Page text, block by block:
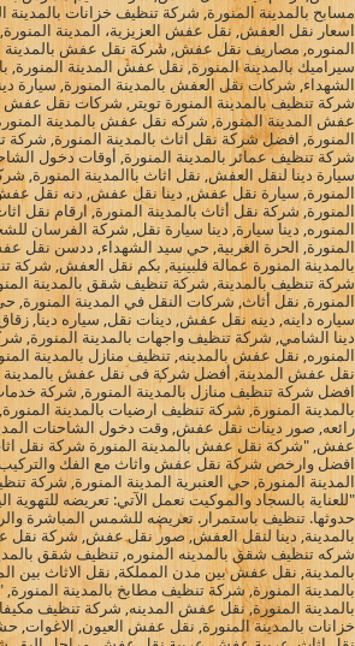
مسابح بالمدينة المنورة, شركة تنظيف خزانات بالمدينة
اسعار نقل العفش, نقل عفش العزيزية، المدينة
المنوره, مصاريف نقل عفش, شركة نقل عفش بالمدينة
سيراميك بالمدينة المنورة, نقل عفش المدينة
الشهداء, شركات نقل العفش بالمدينة المنورة, سيارة
شركة تنظيف بالمدينة المنورة تويتر, شركات نقل عفش
عفش المدينة المنورة, شركه نقل عفش بالمدينة
المنورة, افضل شركة نقل اثاث بالمدينة المنورة, شركة
شركة تنظيف عمائر بالمدينة المنورة, أوقات دخول
سيارة دينا لنقل العفش, نقل اثاث باالمدينة المنورة,
المنورة, سيارة نقل عفش, دينا نقل عفش, دنه نقل
المنورة, شركة نقل أثاث بالمدينة المنورة, ارقام نقل
المنوره, دينا سيارة, دينا سيارة نقل, شركة الفرسان
المنورة, الحرة الغربية, حي سيد الشهداء, ددسن
بالمدينة المنورة عمالة فلبينية, بكم نقل العفش, شركة
شركة تنظيف بالمدينة, شركة تنظيف شقق بالمدينة
المنورة, نقل أثاث, شركات النقل في المدينة المنورة,
سياره داينه, دينه نقل عفش, دينات نقل, سياره دينا,
دينا الشامي, شركة تنظيف واجهات بالمدينة المنورة,
المنوره, نقل عفش بالمدينه, تنظيف منازل بالمدينة
نقل عفش المدينة, أفضل شركة فى نقل عفش بالمدينة
افضل شركة تنظيف منازل بالمدينة المنورة, شركة
بالمدينة المنورة, شركة تنظيف ارضيات بالمدينة
رائعه, صور دينات نقل عفش, وقت دخول الشاحنات
عفش, "شركة نقل عفش بالمدينة المنورة شركة نقل اثاث
افضل وارخص شركة نقل عفش واثاث مع الفك والتركيب
المدينة المنورة, حي العنبرية المدينة المنورة, شركة
"للعناية بالسجاد والموكيت نعمل الآتي: تعريضه للتهوية
حدوثها. تنظيف باستمرار. تعريضه للشمس المباشرة
بالمدينة, دينا لنقل العفش, صور نقل عفش, شركة نقل
شركه تنظيف شقق بالمدينه المنوره, تنظيف شقق
بالمدينة, نقل عفش بين مدن المملكة, نقل الاثاث
بالمدينة المنورة, شركة تنظيف مطابخ بالمدينة
بالمدينة المنورة, نقل عفش المدينه, شركة تنظيف
خزانات بالمدينة المنورة, نقل عفش العيون, الاغوات,